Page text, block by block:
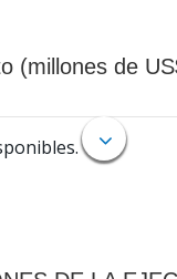
(millones de